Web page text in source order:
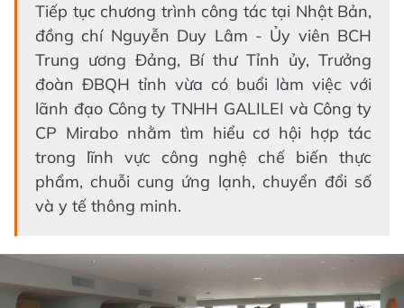
Tiếp tục chương trình công tác tại Nhật Bản,
đồng chí Nguyễn Duy Lâm - Ủy viên BCH
Trung ương Đảng, Bí thư Tỉnh ủy, Trưởng
đoàn ĐBQH tỉnh vừa có buổi làm việc với
lãnh đạo Công ty TNHH GALILEI và Công ty
CP Mirabo nhằm tìm hiểu cơ hội hợp tác
trong lĩnh vực công nghệ chế biến thực
phẩm, chuỗi cung ứng lạnh, chuyển đổi số
và y tế thông minh.